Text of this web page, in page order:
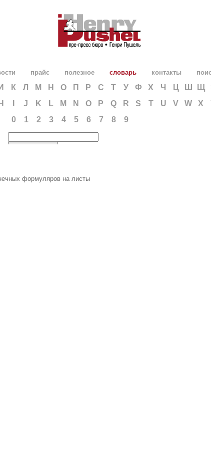
прайс полезное словарь
И К Л М Н О П Р С Т У Ф Х Ч Ц Ш Щ
H J K L M N O P Q R S T U V W X
0
1 2 3 4 5 6 7 8 9
контакты
формуляров на листы